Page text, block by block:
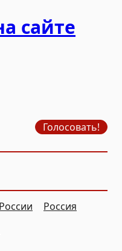
сайте
Голосовать!
Россия